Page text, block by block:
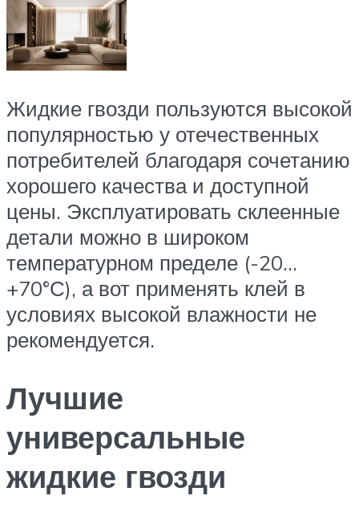
Жидкие гвозди пользуются высокой
популярностью у отечественных
потребителей благодаря сочетанию
хорошего качества и доступной
цены. Эксплуатировать склеенные
детали можно в широком
температурном пределе (-20…
+70°С), а вот применять клей в
условиях высокой влажности не
рекомендуется.
Лучшие
универсальные
жидкие гвозди